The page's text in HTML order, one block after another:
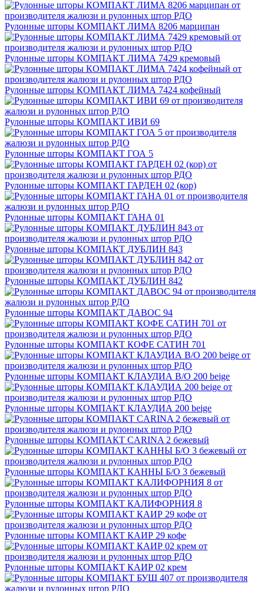
Рулонные шторы КОМПАКТ ЛИМА 8206 марципан
Рулонные шторы КОМПАКТ ЛИМА 7429 кремовый
Рулонные шторы КОМПАКТ ЛИМА 7424 кофейный
Рулонные шторы КОМПАКТ ИВИ 69
Рулонные шторы КОМПАКТ ГОА 5
Рулонные шторы КОМПАКТ ГАРДЕН 02 (кор)
Рулонные шторы КОМПАКТ ГАНА 01
Рулонные шторы КОМПАКТ ДУБЛИН 843
Рулонные шторы КОМПАКТ ДУБЛИН 842
Рулонные шторы КОМПАКТ ДАВОС 94
Рулонные шторы КОМПАКТ КОФЕ САТИН 701
Рулонные шторы КОМПАКТ КЛАУДИА B/O 200 beige
Рулонные шторы КОМПАКТ КЛАУДИА 200 beige
Рулонные шторы КОМПАКТ CARINA 2 бежевый
Рулонные шторы КОМПАКТ КАННЫ Б/О 3 бежевый
Рулонные шторы КОМПАКТ КАЛИФОРНИЯ 8
Рулонные шторы КОМПАКТ КАИР 29 кофе
Рулонные шторы КОМПАКТ КАИР 02 крем